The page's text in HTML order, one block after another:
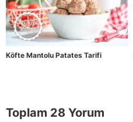
Köfte Mantolu Patates Tarifi
Toplam 28 Yorum